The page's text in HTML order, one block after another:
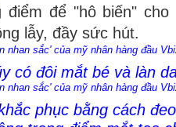
điểm để "hô biến"
lẫy, đầy sức hút.
có đôi mắt bé và làn
phục bằng cách